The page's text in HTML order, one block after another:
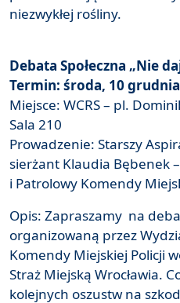
niezwykłej rośliny.
Debata Społeczna „Nie
Termin: środa, 10
Miejsce: WCRS – pl.
Sala 210
Prowadzenie: Starszy
sierżant Klaudia Bębenek
i Patrolowy Komendy
Opis: Zapraszamy na
organizowaną przez
Komendy Miejskiej Policji
Straż Miejską Wrocławia.
kolejnych oszustw na